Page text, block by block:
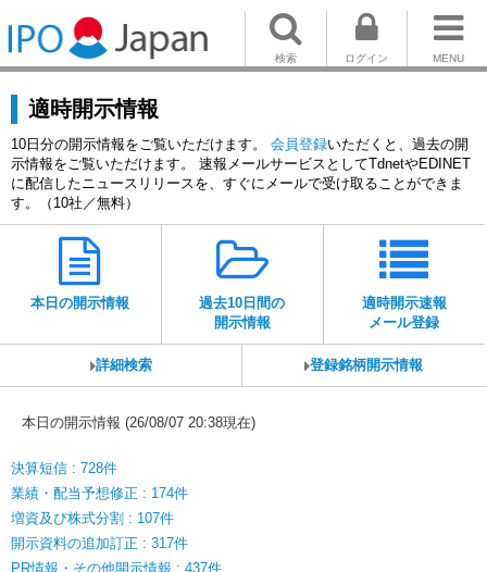
MENU
ログイン
検索
適時開示情報
10日分の開示情報をご覧いただけます。 会員登録いただくと、過去の開
示情報をご覧いただけます。 速報メールサービスとしてTdnetやEDINET
に配信したニュースリリースを、すぐにメールで受け取ることができま
す。（10社／無料）
本日の開示情報
過去10日間の
開示情報
適時開示速報
メール登録
詳細検索 登録銘柄開示情報
本日の開示情報 (26/08/07 20:38現在)
決算短信 : 728件
業績・配当予想修正 : 174件
増資及び株式分割 : 107件
開示資料の追加訂正 : 317件
PR情報・その他開示情報 : 437件